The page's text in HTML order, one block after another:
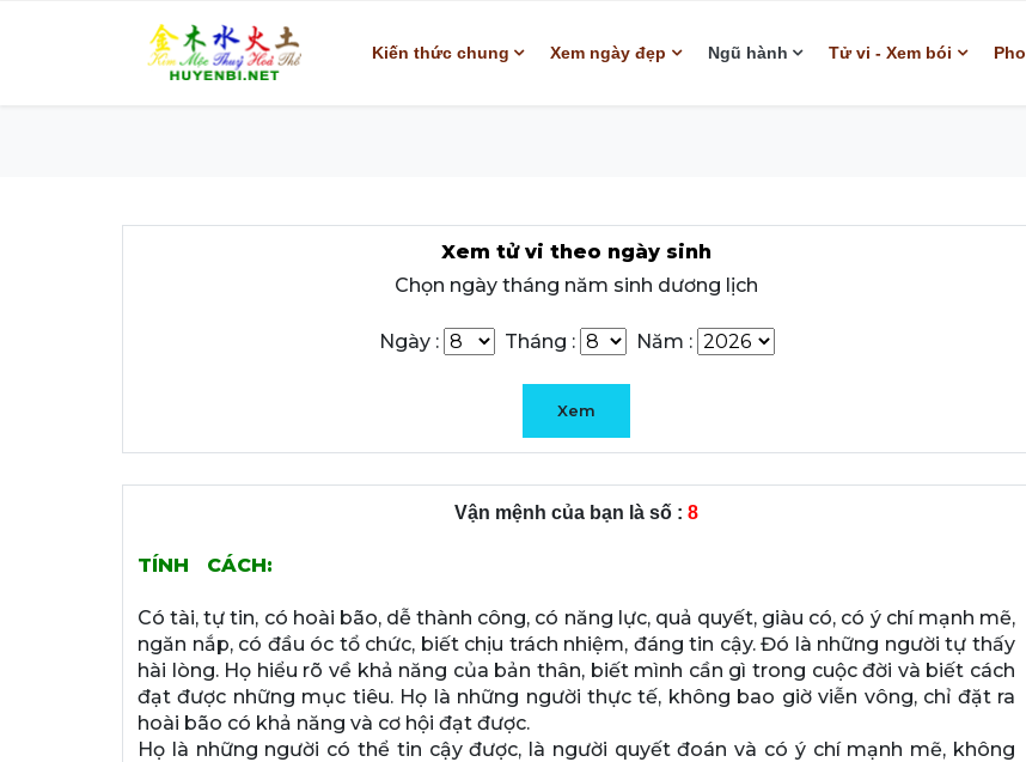
Kiến thức chung Xem ngày đẹp Ngũ hành Tử vi - Xem bói
Xem tử vi theo ngày sinh
Chọn ngày tháng năm sinh dương lịch
Ngày : Tháng : Năm :
Xem
Vận mệnh của bạn là số : 8
TÍNH CÁCH:
Có tài, tự tin, có hoài bão, dễ thành công, có năng lực, quả quyết, giàu có, có ý chí mạnh mẽ,
ngăn nắp, có đầu óc tổ chức, biết chịu trách nhiệm, đáng tin cậy. Đó là những người tự thấy
hài lòng. Họ hiểu rõ về khả năng của bản thân, biết mình cần gì trong cuộc đời và biết cách
đạt được những mục tiêu. Họ là những người thực tế, không bao giờ viễn vông, chỉ đặt ra
hoài bão có khả năng và cơ hội đạt được.
Họ là những người có thể tin cậy được, là người quyết đoán và có ý chí mạnh mẽ, không